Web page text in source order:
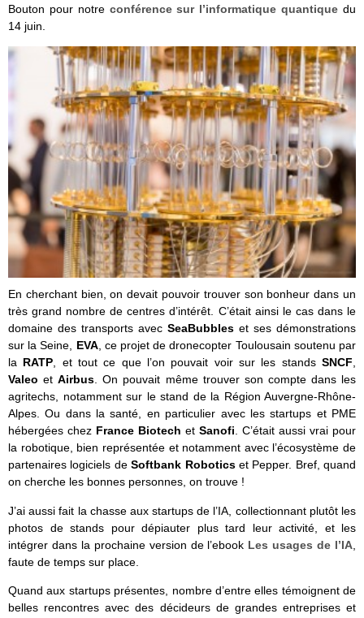
Bouton pour notre conférence sur l’informatique quantique du
14 juin.
En cherchant bien, on devait pouvoir trouver son bonheur dans un
très grand nombre de centres d’intérêt. C’était ainsi le cas dans le
domaine des transports avec SeaBubbles et ses démonstrations
sur la Seine, EVA, ce projet de dronecopter Toulousain soutenu par
la RATP, et tout ce que l’on pouvait voir sur les standsSNCF,
Valeo etAirbus. On pouvait même trouver son compte dans les
agritechs, notamment sur le stand de la Région Auvergne-Rhône-
Alpes. Ou dans la santé, en particulier avec les startups et PME
hébergées chez France Biotech et Sanofi. C’était aussi vrai pour
la robotique, bien représentée et notamment avec l’écosystème de
partenaires logiciels deSoftbank Roboticset Pepper. Bref, quand
on cherche les bonnes personnes, on trouve !
J’ai aussi fait la chasse aux startups de l’IA, collectionnant plutôt les
photos de stands pour dépiauter plus tard leur activité, et les
intégrer dans la prochaine version de l’ebook Les usages de l’IA
faute de temps sur place.
Quand aux startups présentes, nombre d’entre elles témoignent de
belles rencontres avec des décideurs de grandes entreprises et